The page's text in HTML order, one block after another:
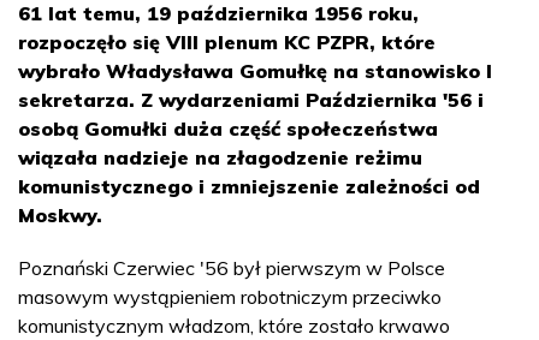
61 lat temu, 19 października 1956 roku,
rozpoczęło się VIII plenum KC PZPR, które
wybrało Władysława Gomułkę na stanowisko I
sekretarza. Z wydarzeniami Października '56 i
osobą Gomułki duża część społeczeństwa
wiązała nadzieje na złagodzenie reżimu
komunistycznego i zmniejszenie zależności od
Moskwy.
Poznański Czerwiec '56 był pierwszym w Polsce
masowym wystąpieniem robotniczym przeciwko
komunistycznym władzom, które zostało krwawo